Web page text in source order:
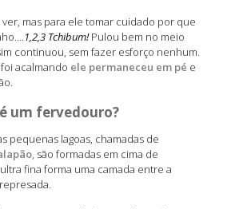
mas para ele tomar cuidado por que
1,2,3 Tchibum!Pulou bem no meio
continuou, sem fazer esforço nenhum.
acalmando ele permaneceu em pé e
um fervedouro?
pequenas lagoas, chamadas de
, são formadas em cima de
fina forma uma camada entre a